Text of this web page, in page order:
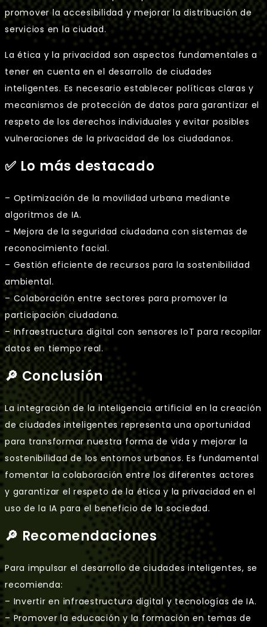
promover la accesibilidad y mejorar la distribución de
servicios en la ciudad.
La ética y la privacidad son aspectos fundamentales a
tener en cuenta en el desarrollo de ciudades
inteligentes. Es necesario establecer políticas claras y
mecanismos de protección de datos para garantizar el
respeto de los derechos individuales y evitar posibles
vulneraciones de la privacidad de los ciudadanos.
✅ Lo más destacado
– Optimización de la movilidad urbana mediante
algoritmos de IA.
– Mejora de la seguridad ciudadana con sistemas de
reconocimiento facial.
– Gestión eficiente de recursos para la sostenibilidad
ambiental.
– Colaboración entre sectores para promover la
participación ciudadana.
– Infraestructura digital con sensores IoT para recopilar
datos en tiempo real.
🔎 Conclusión
La integración de la inteligencia artificial en la creación
de ciudades inteligentes representa una oportunidad
para transformar nuestra forma de vida y mejorar la
sostenibilidad de los entornos urbanos. Es fundamental
fomentar la colaboración entre los diferentes actores
y garantizar el respeto de la ética y la privacidad en el
uso de la IA para el beneficio de la sociedad.
🔎 Recomendaciones
Para impulsar el desarrollo de ciudades inteligentes, se
recomienda:
– Invertir en infraestructura digital y tecnologías de IA.
– Promover la educación y la formación en temas de